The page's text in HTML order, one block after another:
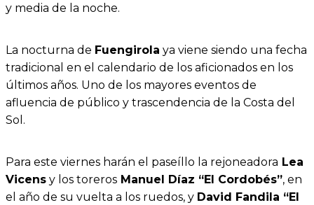
y media de la noche.
La nocturna de Fuengirola ya viene siendo una fecha
tradicional en el calendario de los aficionados en los
últimos años. Uno de los mayores eventos de
afluencia de público y trascendencia de la Costa del
Sol.
Para este viernes harán el paseíllo la rejoneadora Lea
Vicens y los toreros Manuel Díaz “El Cordobés”, en
el año de su vuelta a los ruedos, y David Fandila “El